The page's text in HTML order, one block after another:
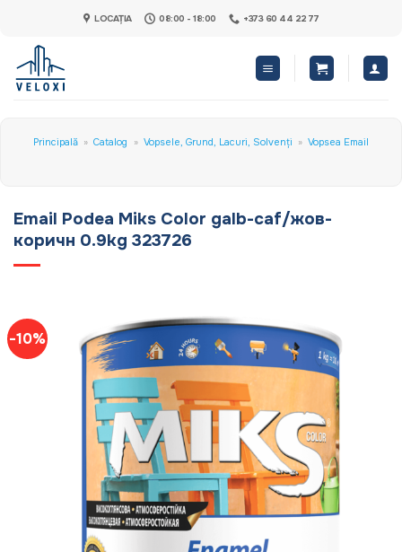
content
LOCAȚIA 08:00 - 18:00 +373 60 44 22 77
Principală » Catalog » Vopsele, Grund, Lacuri, Solvenți » Vopsea Email
Email Podea Miks Color galb-caf/жов-
коричн 0.9kg 323726
-10%